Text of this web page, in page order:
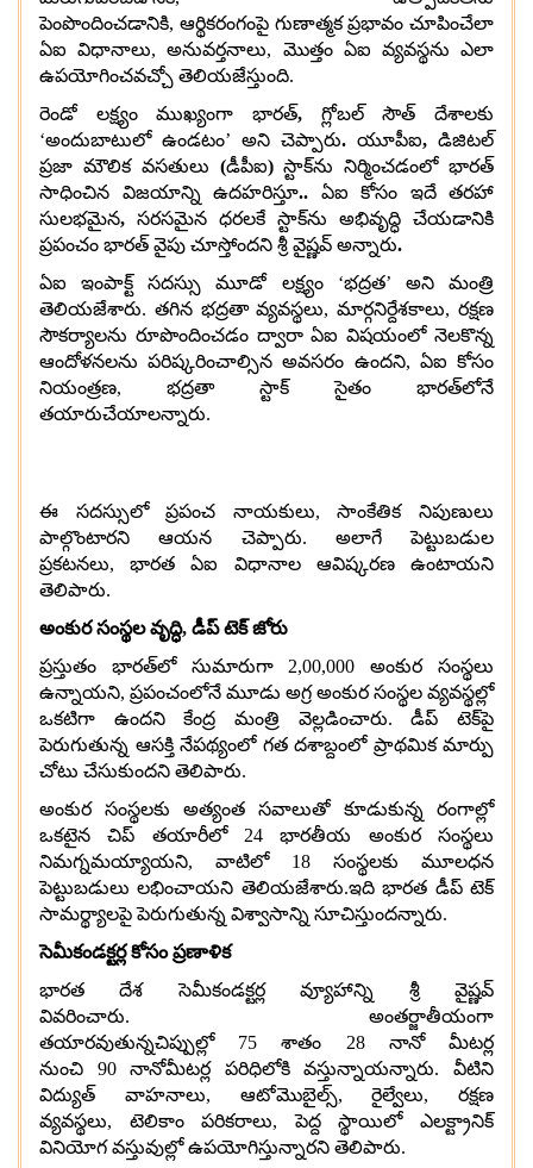
పెంపొందించడానికి, ఆర్థికరంగంపై గుణాత్మక ప్రభావం చూపించేలా
ఏఐ విధానాలు,అనువర్తనాలు, మొత్తం ఏఐ వ్యవస్థను ఎలా
ఉపయోగించవచ్చో తెలియజేస్తుంది.
రెండో లక్ష్యం ముఖ్యంగా భారత్, గ్లోబల్ సౌత్ దేశాలకు
‘అందుబాటులో ఉండటం’ అని చెప్పారు. యూపీఐ, డిజిటల్
ప్రజా మౌలిక వసతులు (డీపీఐ)స్టాక్‌ను నిర్మించడంలో భారత్
సాధించిన విజయాన్ని ఉదహరిస్తూ.. ఏఐ కోసం ఇదే తరహా
సులభమైన, సరసమైన ధరలకే స్టాక్‌ను అభివృద్ధి చేయడానికి
ప్రపంచం భారత్ వైపు చూస్తోందని శ్రీ వైష్ణవ్ అన్నారు.
ఏఐ ఇంపాక్ట్ సదస్సు మూడో లక్ష్యం ‘భద్రత’ అని మంత్రి
తెలియజేశారు. తగిన భద్రతా వ్యవస్థలు,మార్గనిర్దేశకాలు,రక్షణ
సౌకర్యాలను రూపొందించడం ద్వారా ఏఐ విషయంలో నెలకొన్న
ఆందోళనలను పరిష్కరించాల్సిన అవసరం ఉందని, ఏఐ కోసం
నియంత్రణ, భద్రతా స్టాక్‌ సైతం భారత్‌లోనే
తయారుచేయాలన్నారు.
ఈ సదస్సులో ప్రపంచ నాయకులు,సాంకేతిక నిపుణులు
పాల్గొంటారని ఆయన చెప్పారు. అలాగే పెట్టుబడుల
ప్రకటనలు,భారత ఏఐ విధానాల ఆవిష్కరణ ఉంటాయని
తెలిపారు.
అంకుర సంస్థల వృద్ధి, డీప్ టెక్ జోరు
ప్రస్తుతం భారత్‌లో సుమారుగా2,00,000అంకుర సంస్థలు
ఉన్నాయని, ప్రపంచంలోనే మూడు అగ్ర అంకుర సంస్థల వ్యవస్థల్లో
ఒకటిగా ఉందని కేంద్ర మంత్రి వెల్లడించారు.డీప్ టెక్‌పై
పెరుగుతున్న ఆసక్తి నేపథ్యంలో గత దశాబ్దంలో ప్రాథమిక మార్పు
చోటు చేసుకుందని తెలిపారు.
అంకుర సంస్థలకు అత్యంత సవాలుతో కూడుకున్న రంగాల్లో
ఒకటైన చిప్ తయారీలో 24భారతీయ అంకుర సంస్థలు
నిమగ్నమయ్యాయని, వాటిలో 18 సంస్థలకు మూలధన
పెట్టుబడులు లభించాయని తెలియజేశారు.ఇది భారత డీప్ టెక్
సామర్థ్యాలపై పెరుగుతున్న విశ్వాసాన్ని సూచిస్తుందన్నారు.
సెమీకండక్టర్ల కోసం ప్రణాళిక
భారత దేశ సెమీకండక్టర్ల వ్యూహాన్ని శ్రీ వైష్ణవ్
వివరించారు. అంతర్జాతీయంగా
తయారవుతున్నచిప్పుల్లో 75శాతం 28 నానో మీటర్ల
నుంచి 90నానోమీటర్ల పరిధిలోకి వస్తున్నాయన్నారు.వీటిని
విద్యుత్ వాహనాలు, ఆటోమొబైల్స్,రైల్వేలు, రక్షణ
వ్యవస్థలు, టెలికాం పరికరాలు,పెద్ద స్థాయిలో ఎలక్ట్రానిక్
వినియోగ వస్తువుల్లో ఉపయోగిస్తున్నారని తెలిపారు.